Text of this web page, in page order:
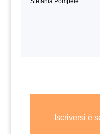
Stefania Pompele
Iscriversi è